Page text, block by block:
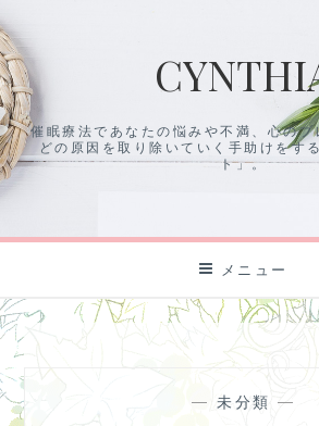
ン
テ
ン
ツ
に
ス
キ
プ
催眠療法であなたの悩みや不満、心のブ
どの原因を取り除いていく手助けをす
ト」。
メニュー
—未分類 —